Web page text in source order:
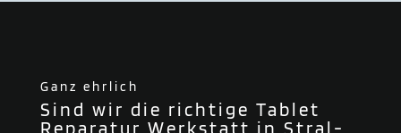
Ganz ehrlich
Sind wir die richtige Tablet
Reparatur Werkstatt in Stral­